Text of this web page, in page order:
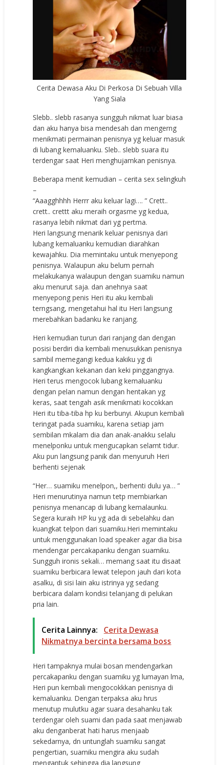
Cerita Dewasa Aku Di Perkosa Di Sebuah Villa
Yang Siala
Slebb.. slebb rasanya sungguh nikmat luar biasa
dan aku hanya bisa mendesah dan mengerng
menikmati permainan penisnya yg keluar masuk
di lubang kemaluanku. Sleb.. slebb suara itu
terdengar saat Heri menghujamkan penisnya.
Beberapa menit kemudian – cerita sex selingkuh
–
“Aaagghhhh Herrr aku keluar lagi…. ” Crett..
crett.. crettt aku meraih orgasme yg kedua,
rasanya lebih nikmat dari yg pertma.
Heri langsung menarik keluar penisnya dari
lubang kemaluanku kemudian diarahkan
kewajahku. Dia memintaku untuk menyepong
penisnya. Walaupun aku belum pernah
melakukanya walaupun dengan suamiku namun
aku menurut saja. dan anehnya saat
menyepong penis Heri itu aku kembali
terngsang, mengetahui hal itu Heri langsung
merebahkan badanku ke ranjang.
Heri kemudian turun dari ranjang dan dengan
posisi berdiri dia kembali menusukkan penisnya
sambil memegangi kedua kakiku yg di
kangkangkan kekanan dan keki pinggangnya.
Heri terus mengocok lubang kemaluanku
dengan pelan namun dengan hentakan yg
keras, saat tengah asik menikmati kocokkan
Heri itu tiba-tiba hp ku berbunyi. Akupun kembali
teringat pada suamiku, karena setiap jam
sembilan mkalam dia dan anak-anakku selalu
menelponku untuk mengucapkan selamt tidur.
Aku pun langsung panik dan menyuruh Heri
berhenti sejenak
“Her… suamiku menelpon,, berhenti dulu ya… ”
Heri menurutinya namun tetp membiarkan
penisnya menancap di lubang kemalaunku.
Segera kuraih HP ku yg ada di sebelahku dan
kuangkat telpon dari suamiku.Heri memintaku
untuk menggunakan load speaker agar dia bisa
mendengar percakapanku dengan suamiku.
Sungguh ironis sekali… memang saat itu disaat
suamiku berbicara lewat telepon jauh dari kota
asalku, di sisi lain aku istrinya yg sedang
berbicara dalam kondisi telanjang di pelukan
pria lain.
Cerita Lainnya:
Cerita Dewasa
Nikmatnya bercinta bersama boss
Heri tampaknya mulai bosan mendengarkan
percakapanku dengan suamiku yg lumayan lma,
Heri pun kembali mengocokkkan penisnya di
kemaluanku. Dengan terpaksa aku hrus
menutup mulutku agar suara desahanku tak
terdengar oleh suami dan pada saat menjawab
aku denganberat hati harus menjaab
sekedarnya, dn untunglah suamiku sangat
pengertian, suamiku mengira aku sudah
mengantuk sehingga dia langsung